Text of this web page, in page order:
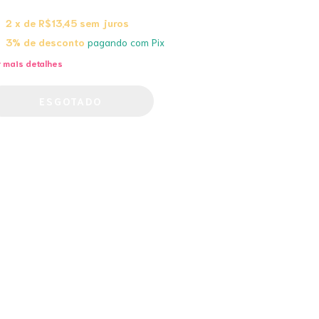
2 x de R$13,45 sem juros
3% de desconto pagando com Pix
mais detalhes